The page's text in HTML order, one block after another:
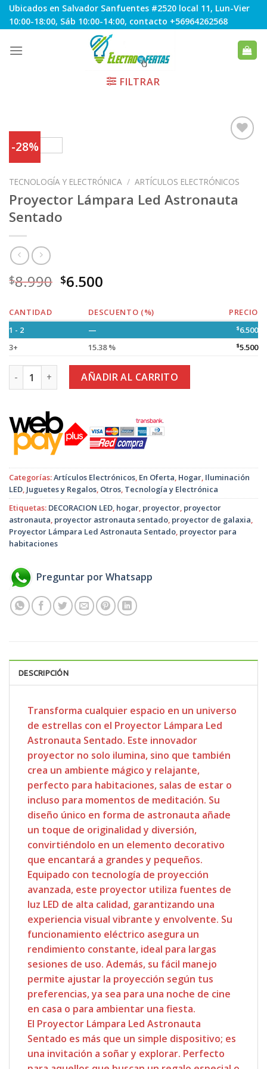
Skip
to
Ubicados en Salvador Sanfuentes #2520 local 11, Lun-Vier
10:00-18:00, Sáb 10:00-14:00, contacto +56964262568
FILTRAR
-28%
a
Favoritos
TECNOLOGÍA Y ELECTRÓNICA / ARTÍCULOS ELECTRÓNICOS
Proyector Lámpara Led Astronauta
Sentado
$8.990 $6.500
CANTIDAD DESCUENTO (%)
PRECIO
1 - 2
— $6.500
3+
15.38 % $5.500
Proyector Lámpara Led Astronauta Sentado cantidad
AÑADIR AL CARRITO
Categorías:Artículos Electrónicos, En Oferta, Hogar, Iluminación
LED, Juguetes y Regalos, Otros, Tecnología y Electrónica
Etiquetas: DECORACION LED, hogar, proyector, proyector
astronauta, proyector astronauta sentado, proyector de galaxia,
Proyector Lámpara Led Astronauta Sentado, proyector para
habitaciones
Preguntar por Whatsapp
DESCRIPCIÓN
Transforma cualquier espacio en un universo
de estrellas con el Proyector Lámpara Led
Astronauta Sentado. Este innovador
proyector no solo ilumina, sino que también
crea un ambiente mágico y relajante,
perfecto para habitaciones, salas de estar o
incluso para momentos de meditación. Su
diseño único en forma de astronauta añade
un toque de originalidad y diversión,
convirtiéndolo en un elemento decorativo
que encantará a grandes y pequeños.
Equipado con tecnología de proyección
avanzada, este proyector utiliza fuentes de
luz LED de alta calidad, garantizando una
experiencia visual vibrante y envolvente. Su
funcionamiento eléctrico asegura un
rendimiento constante, ideal para largas
sesiones de uso. Además, su fácil manejo
permite ajustar la proyección según tus
preferencias, ya sea para una noche de cine
en casa o para ambientar una fiesta.
El Proyector Lámpara Led Astronauta
Sentado es más que un simple dispositivo; es
una invitación a soñar y explorar. Perfecto